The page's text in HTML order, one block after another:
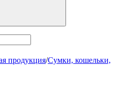
продукция/Сумки, кошельки,